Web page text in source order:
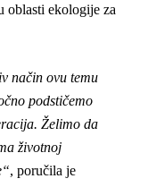
oblasti ekologije za
način ovu temu
podstičemo
Želimo da
životnoj
, poručila je